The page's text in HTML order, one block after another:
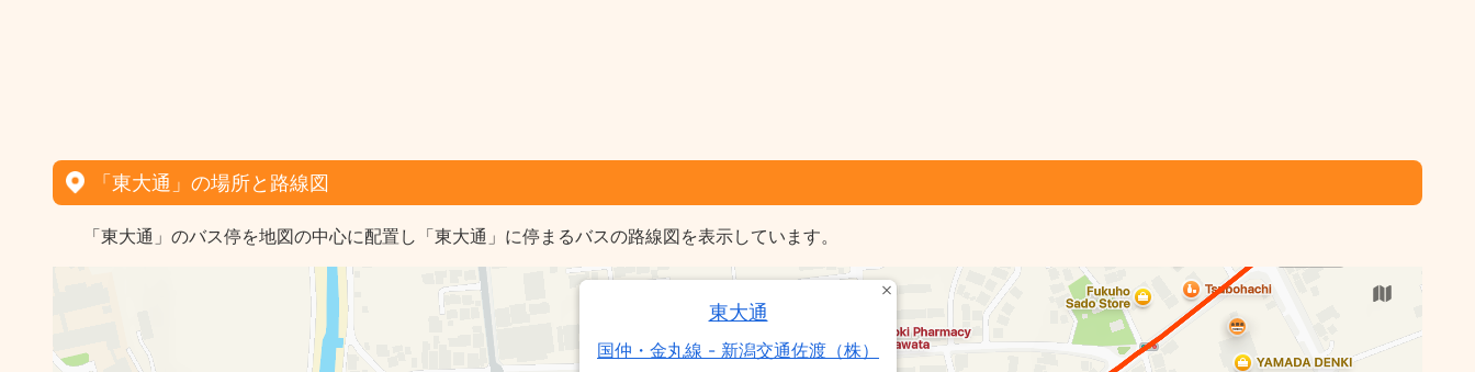
「東大通」の場所と路線図
「東大通」のバス停を地図の中心に配置し「東大通」に停まるバスの路線図を表示しています。
東大通
国仲・金丸線 - 新潟交通佐渡（株）